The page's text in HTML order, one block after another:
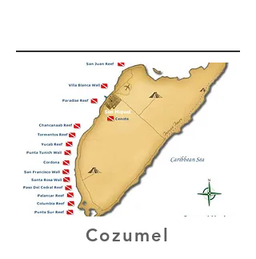
Cozumel